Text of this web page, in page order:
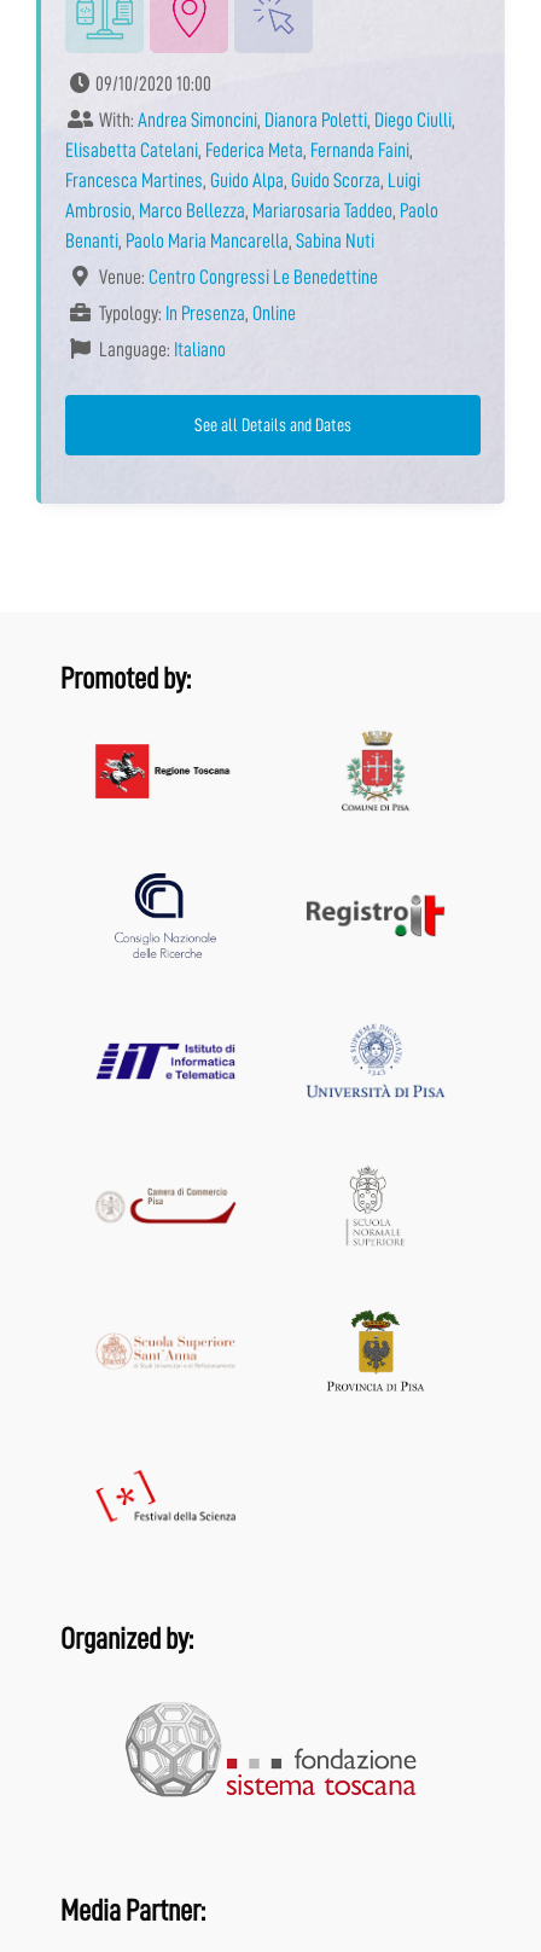
09/10/2020 10:00
With: Andrea Simoncini, Dianora Poletti, Diego Ciulli,
Elisabetta Catelani, Federica Meta, Fernanda Faini,
Francesca Martines, Guido Alpa, Guido Scorza, Luigi
Ambrosio, Marco Bellezza, Mariarosaria Taddeo, Paolo
Benanti, Paolo Maria Mancarella, Sabina Nuti
Venue: Centro Congressi Le Benedettine
Typology: In Presenza, Online
Language: Italiano
See all Details and Dates
Promoted by:
Organized by:
Media Partner: